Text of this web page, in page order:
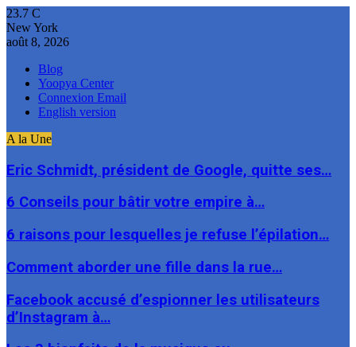
23.7 C
New York
août 8, 2026
Blog
Yoopya Center
Connexion Email
English version
A la Une
Eric Schmidt, président de Google, quitte ses…
6 Conseils pour bâtir votre empire à…
6 raisons pour lesquelles je refuse l’épilation…
Comment aborder une fille dans la rue…
Facebook accusé d’espionner les utilisateurs
d’Instagram à…